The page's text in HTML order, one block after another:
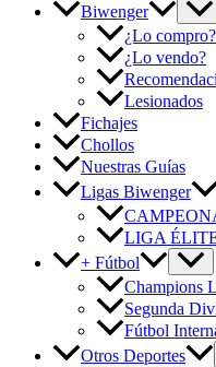
Biwenger
¿Lo compro?
¿Lo vendo?
Lesionados
Fichajes
Chollos
Nuestras Guías
Ligas Biwenger
LIGA
+ Fútbol
Champions
Segunda
Fútbol
Otros Deportes